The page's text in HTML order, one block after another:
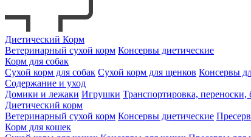
Диетический Корм
Ветеринарный сухой корм Консервы диетические
Корм для собак
Сухой корм для собак Сухой корм для щенков Консервы
Содержание и уход
Домики и лежаки Игрушки Транспортировка, переноски,
Диетический корм
Ветеринарный сухой корм Консервы диетические
Корм для кошек